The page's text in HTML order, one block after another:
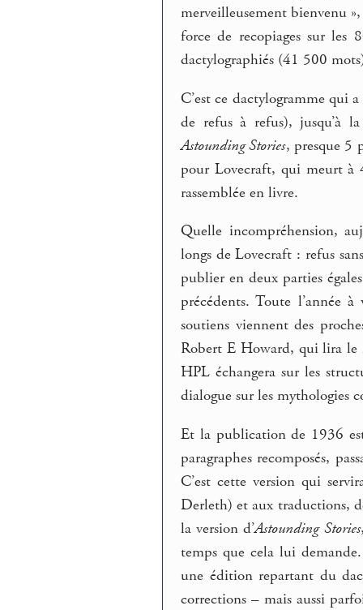
merveilleusement bienvenu
force de recopiages sur les
dactylographiés (41 500
C’est ce dactylogramme qui
de refus à refus), jusqu’à
Astounding Stories, presque 5
pour Lovecraft, qui meurt à
rassemblée en livre.
Quelle incompréhension,
longs de Lovecraft : refus
publier en deux parties
précédents. Toute l’année
soutiens viennent des
Robert E Howard, qui lira le
HPL échangera sur les
dialogue sur les mythologies
Et la publication de 1936
paragraphes recomposés,
C’est cette version qui
Derleth) et aux traductions,
la version d’Astounding Stories
temps que cela lui
une édition repartant du
corrections – mais aussi